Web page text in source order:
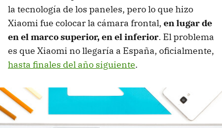
la tecnología de los paneles, pero lo que hizo
Xiaomi fue colocar la cámara frontal, en lugar de
en el marco superior, en el inferior. El problema
es que Xiaomi no llegaría a España, oficialmente,
hasta finales del año siguiente.